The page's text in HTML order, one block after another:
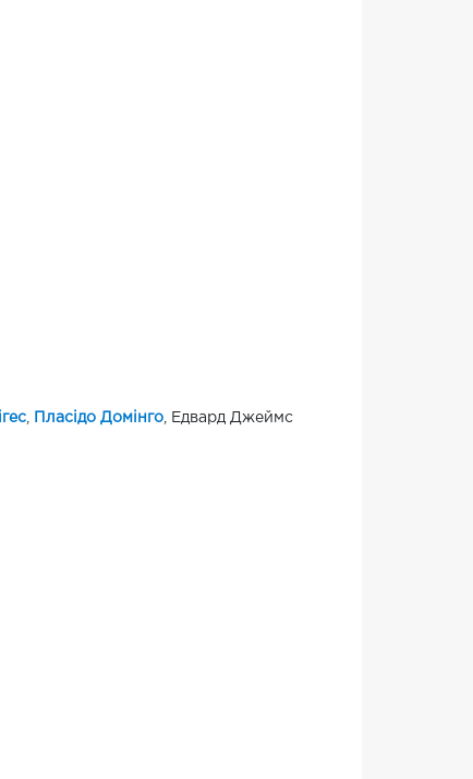
, Пласідо Домінго, Едвард Джеймс